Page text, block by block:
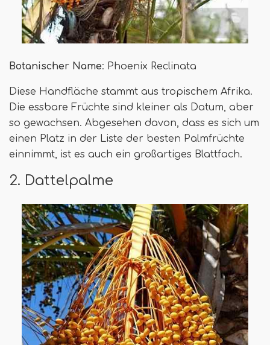
Botanischer Name: Phoenix Reclinata
Diese Handfläche stammt aus tropischem Afrika.
Die essbare Früchte sind kleiner als Datum, aber
so gewachsen. Abgesehen davon, dass es sich um
einen Platz in der Liste der besten Palmfrüchte
einnimmt, ist es auch ein großartiges Blattfach.
2. Dattelpalme